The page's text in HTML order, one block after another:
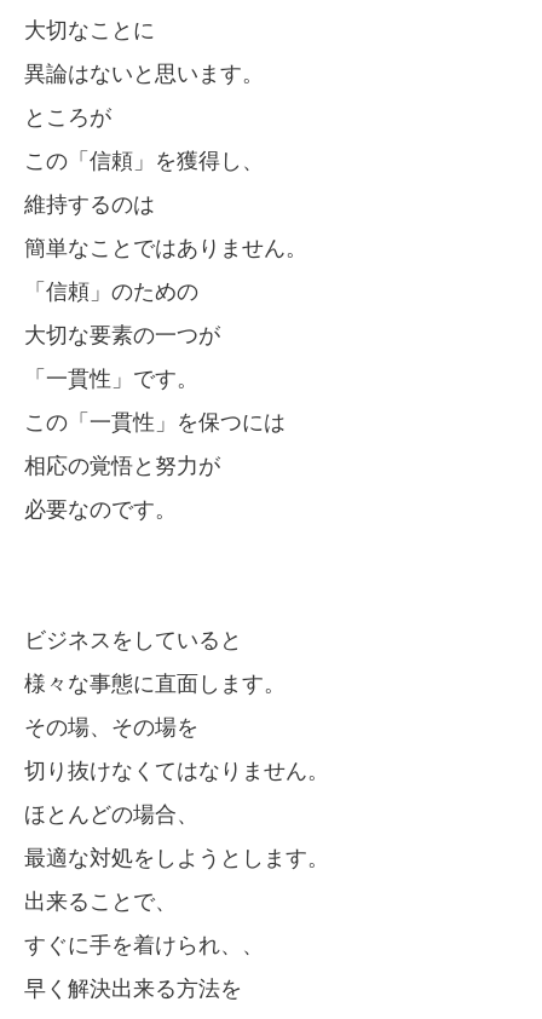
大切なことに
異論はないと思います。
ところが
この「信頼」を獲得し、
維持するのは
簡単なことではありません。
「信頼」のための
大切な要素の一つが
「一貫性」です。
この「一貫性」を保つには
相応の覚悟と努力が
必要なのです。
ビジネスをしていると
様々な事態に直面します。
その場、その場を
切り抜けなくてはなりません。
ほとんどの場合、
最適な対処をしようとします。
出来ることで、
すぐに手を着けられ、、
早く解決出来る方法を